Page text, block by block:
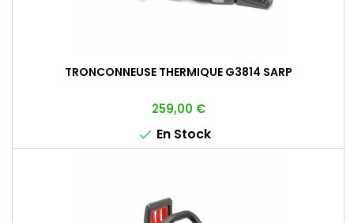
TRONCONNEUSE THERMIQUE G3814 SARP
Prix
259,00 €
 En Stock